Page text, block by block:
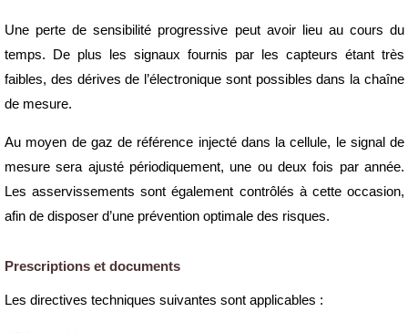
Une perte de sensibilité progressive peut avoir lieu au cours du
temps. De plus les signaux fournis par les capteurs étant très
faibles, des dérives de l’électronique sont possibles dans la chaîne
de mesure.
Au moyen de gaz de référence injecté dans la cellule, le signal de
mesure sera ajusté périodiquement, une ou deux fois par année.
Les asservissements sont également contrôlés à cette occasion,
afin de disposer d’une prévention optimale des risques.
Prescriptions et documents
Les directives techniques suivantes sont applicables :